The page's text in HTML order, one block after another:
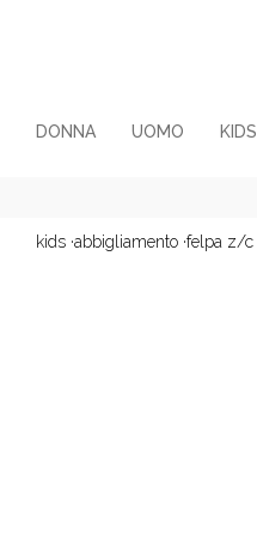
DONNA UOMO KIDS
kids ·abbigliamento ·felpa z/c